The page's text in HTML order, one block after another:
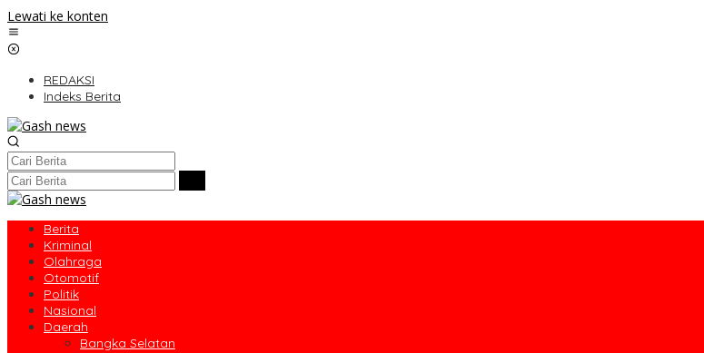
Lewati ke konten
REDAKSI
Indeks Berita
Berita
Kriminal
Olahraga
Otomotif
Politik
Nasional
Daerah
Bangka Selatan